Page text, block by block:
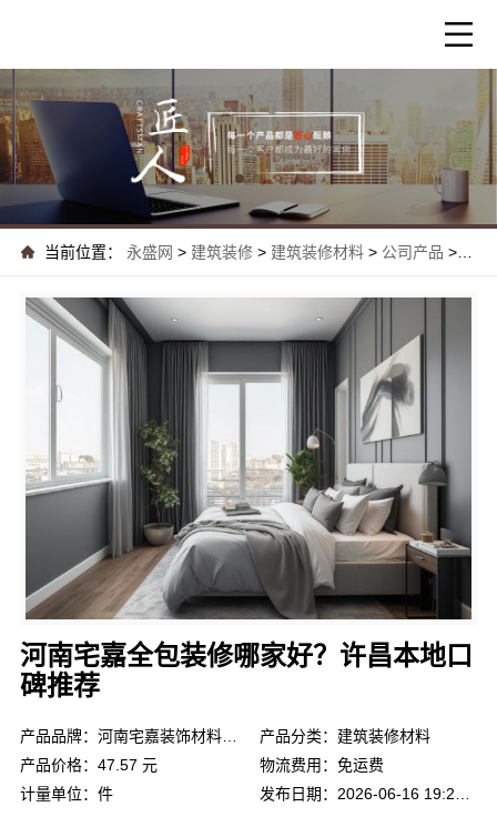
当前位置： 永盛网> 建筑装修 > 建筑装修材料> 公司产品 >
河南宅嘉全包装修哪家好？许昌本地口
碑推荐
产品品牌：河南宅嘉装饰材料有限公司
产品分类：建筑装修材料
产品价格：47.57 元
物流费用：免运费
计量单位：件